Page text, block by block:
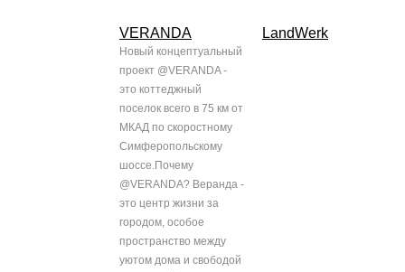
VERANDA
Новый концептуальный
проект @VERANDA -
это коттеджный
поселок всего в 75 км от
МКАД по скоростному
Симферопольскому
шоссе.Почему
@VERANDA? Веранда -
это центр жизни за
городом, особое
пространство между
уютом дома и свободой
LandWerk